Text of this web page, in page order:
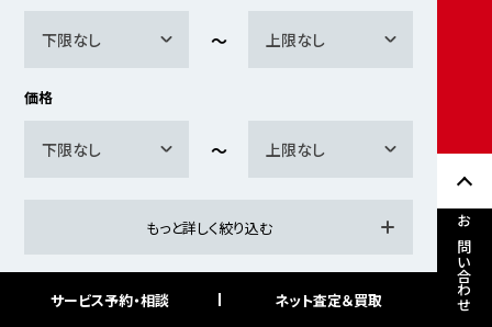
お問い合わせ
下限なし 上限なし
価格
下限なし 上限なし
もっと詳しく絞り込む
検索
サービス予約・相談 ネット査定＆買取